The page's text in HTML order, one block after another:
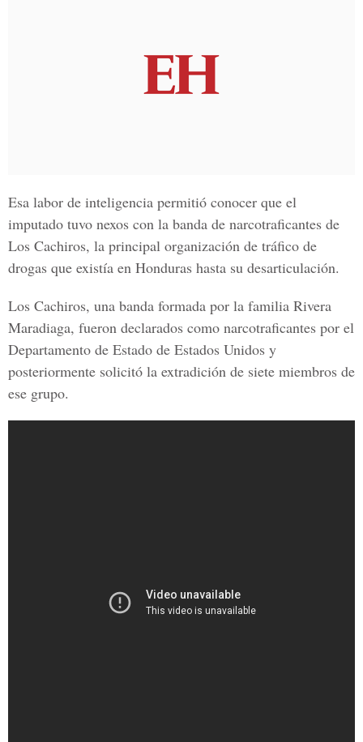
Esa labor de inteligencia permitió conocer que el
imputado tuvo nexos con la banda de narcotraficantes de
Los Cachiros, la principal organización de tráfico de
drogas que existía en Honduras hasta su desarticulación.
Los Cachiros, una banda formada por la familia Rivera
Maradiaga, fueron declarados como narcotraficantes por el
Departamento de Estado de Estados Unidos y
posteriormente solicitó la extradición de siete miembros de
ese grupo.